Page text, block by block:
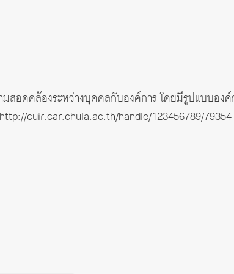
มสอดคล้องระหว่างบุคคลกับองค์การ โดยมีรูปแบบอง
http://cuir.car.chula.ac.th/handle/123456789/79354